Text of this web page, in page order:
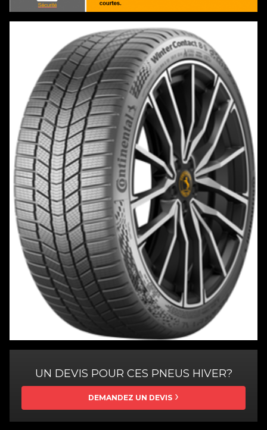
UN DEVIS POUR CES PNEUS HIVER?
DEMANDEZ UN DEVIS